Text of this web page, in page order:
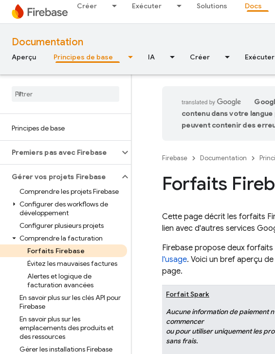
Créer Exécuter Solutions Docs
Documentation
Aperçu Principes de base IA Créer Exécuter
Principes de base
Premiers pas avec Firebase
Gérer vos projets Firebase
Comprendre les projets Firebase
Configurer des workflows de
développement
Configurer plusieurs projets
Comprendre la facturation
Forfaits Firebase
Évitez les mauvaises factures
Alertes et logique de
facturation avancées
En savoir plus sur les clés API pour
Firebase
En savoir plus sur les
emplacements des produits et
des ressources
Gérer les installations Firebase
contenu dans votre
peuvent contenir des
Firebase Documentation
Forfaits
Cette page décrit les forfaits
lien avec d'autres services
Firebase propose deux
l'usage. Voici un bref aperçu
page.
Forfait Spark
Aucune information de paiement
commencer
ou pour utiliser uniquement les
sans frais.